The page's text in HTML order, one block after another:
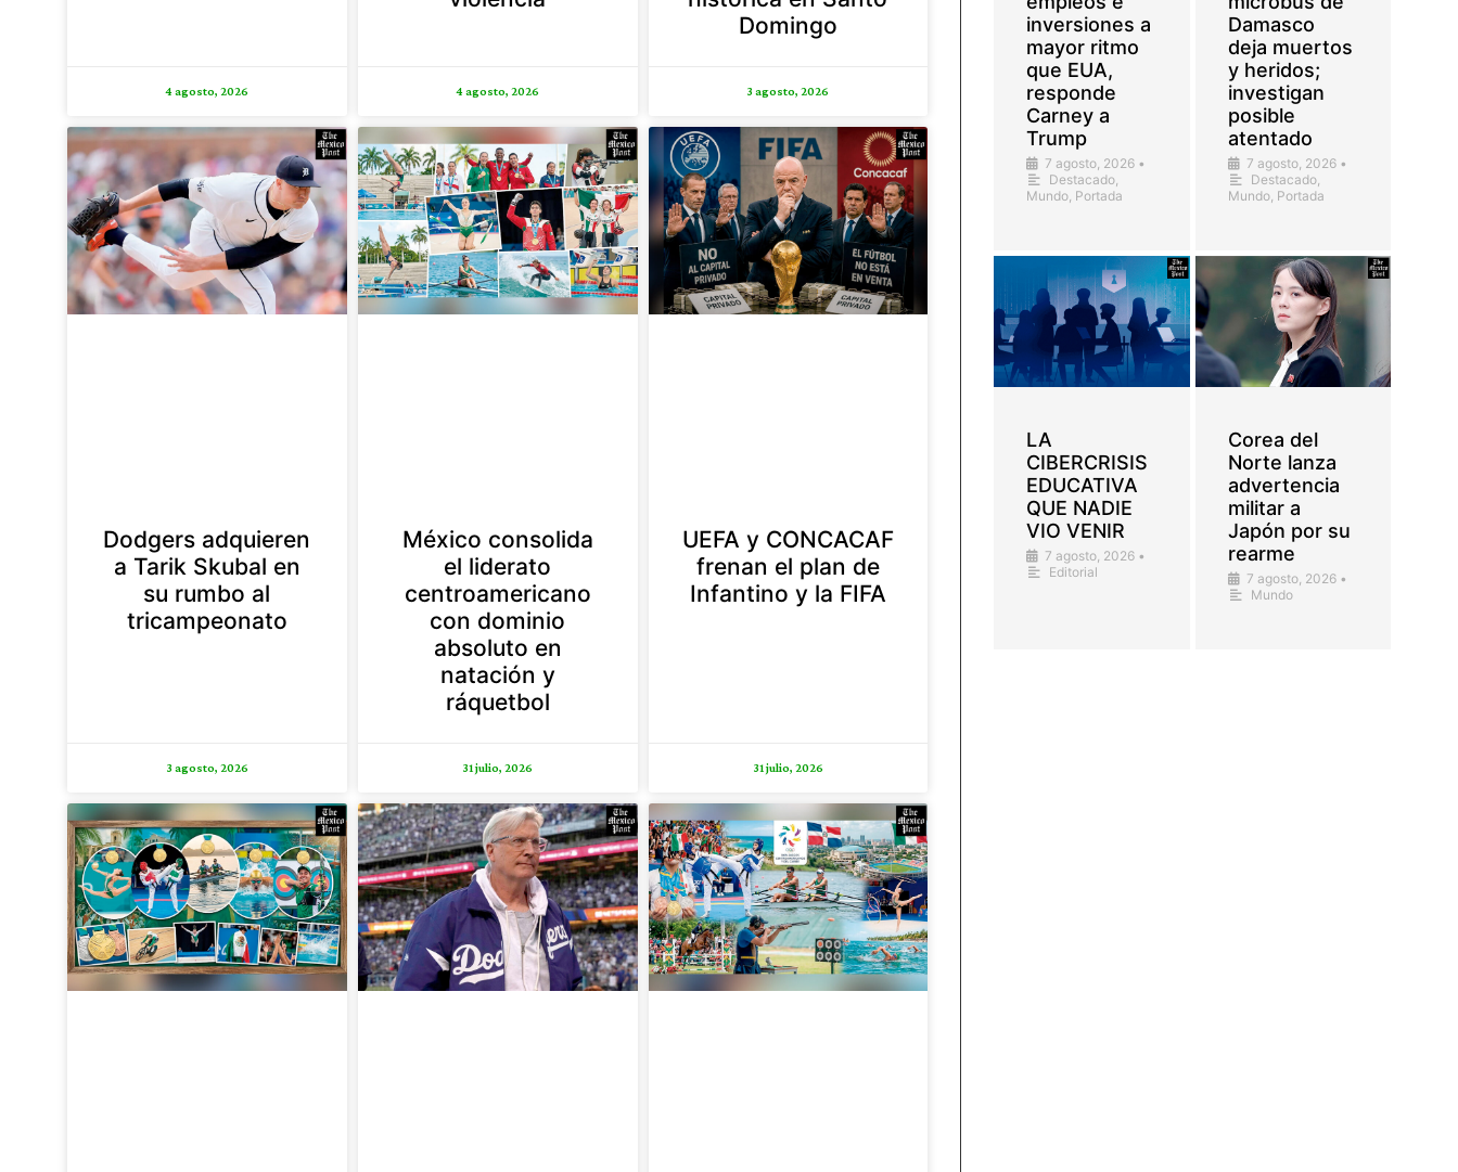
4 agosto, 2026 4 agosto, 2026
Domingo
3 agosto, 2026
Dodgers adquieren
a Tarik Skubal en
su rumbo al
tricampeonato
3 agosto, 2026
México consolida
el liderato
centroamericano
con dominio
absoluto en
natación y
ráquetbol
31 julio, 2026
UEFA y CONCACAF
frenan el plan de
Infantino y la FIFA
31 julio, 2026
inversiones a
mayor ritmo
que EUA,
responde
Carney a
Trump
7 agosto, 2026 •
Destacado,
Mundo, Portada
Damasco
deja muertos
y heridos;
investigan
posible
atentado
7 agosto, 2026 •
Destacado,
Mundo, Portada
LA
CIBERCRISIS
EDUCATIVA
QUE NADIE
VIO VENIR
7 agosto, 2026 •
Editorial
Corea del
Norte lanza
advertencia
militar a
Japón por su
rearme
7 agosto, 2026 •
Mundo